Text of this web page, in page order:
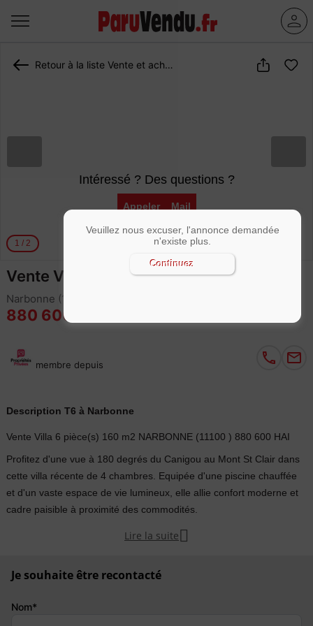
Retour à la liste Vente et achat maison Narbonne
Intéressé ? Des questions ?
Appeler Mail
1 / 2
Vente Villa 6 pièces 160 m²
Narbonne (11100)
880 600 €
membre depuis
Description T6 à Narbonne
Vente Villa 6 pièce(s) 160 m2 NARBONNE (11100 ) 880 600 HAI
Profitez d'une vue à 180 degrés du Canigou au Mont St Clair dans
cette villa récente de 4 chambres. Equipée d'une piscine chauffée
et d'un vaste espace de vie lumineux, elle allie confort moderne et
cadre paisible à proximité des commodités.
terrain magnifiquement paysagé, sans entretien, clôturé, piscine au
Lire la suite
Je souhaite être recontacté
Nom*
Veuillez nous excuser, l'annonce demandée
n'existe plus.
Continuez